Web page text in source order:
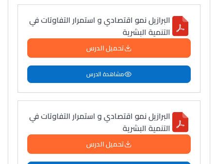
Collège au Maroc
Post-Bac
+ de 78 Sujets
Interviews/Vidéos
+ de 89 Interviews/Vidéos
البرازيل نمو اقتصادي و استمرار التفاوتات في
التنمية البشرية
تحميل الدرس
مشاهدة الدرس
البرازيل نمو اقتصادي و استمرار التفاوتات في
التنمية البشرية
تحميل الدرس